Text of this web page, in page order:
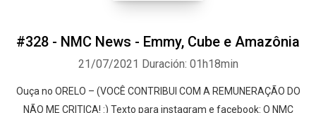
#328 - NMC News - Emmy, Cube e Amazônia
21/07/2021 Duración: 01h18min
Ouça no ORELO – (VOCÊ CONTRIBUI COM A REMUNERAÇÃO DO
NÃO ME CRITICA! :) Texto para instagram e facebook: O NMC